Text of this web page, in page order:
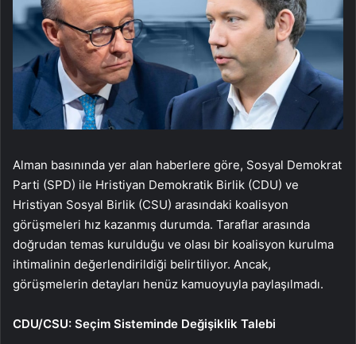
Alman basınında yer alan haberlere göre, Sosyal Demokrat
Parti (SPD) ile Hristiyan Demokratik Birlik (CDU) ve
Hristiyan Sosyal Birlik (CSU) arasındaki koalisyon
görüşmeleri hız kazanmış durumda. Taraflar arasında
doğrudan temas kurulduğu ve olası bir koalisyon kurulma
ihtimalinin değerlendirildiği belirtiliyor. Ancak,
görüşmelerin detayları henüz kamuoyuyla paylaşılmadı.
CDU/CSU: Seçim Sisteminde Değişiklik Talebi